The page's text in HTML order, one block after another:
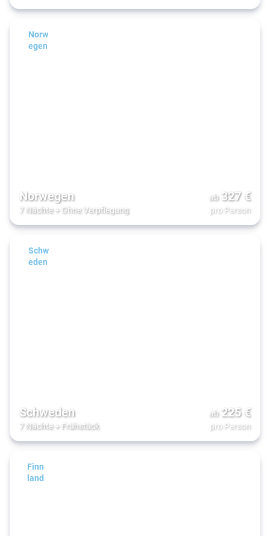
Norw
egen
Norwegen
7 Nächte+ Ohne Verpflegung
ab 327€
pro Person
Schw
eden
Schweden
7 Nächte+ Frühstück
ab 225€
pro Person
Finn
land